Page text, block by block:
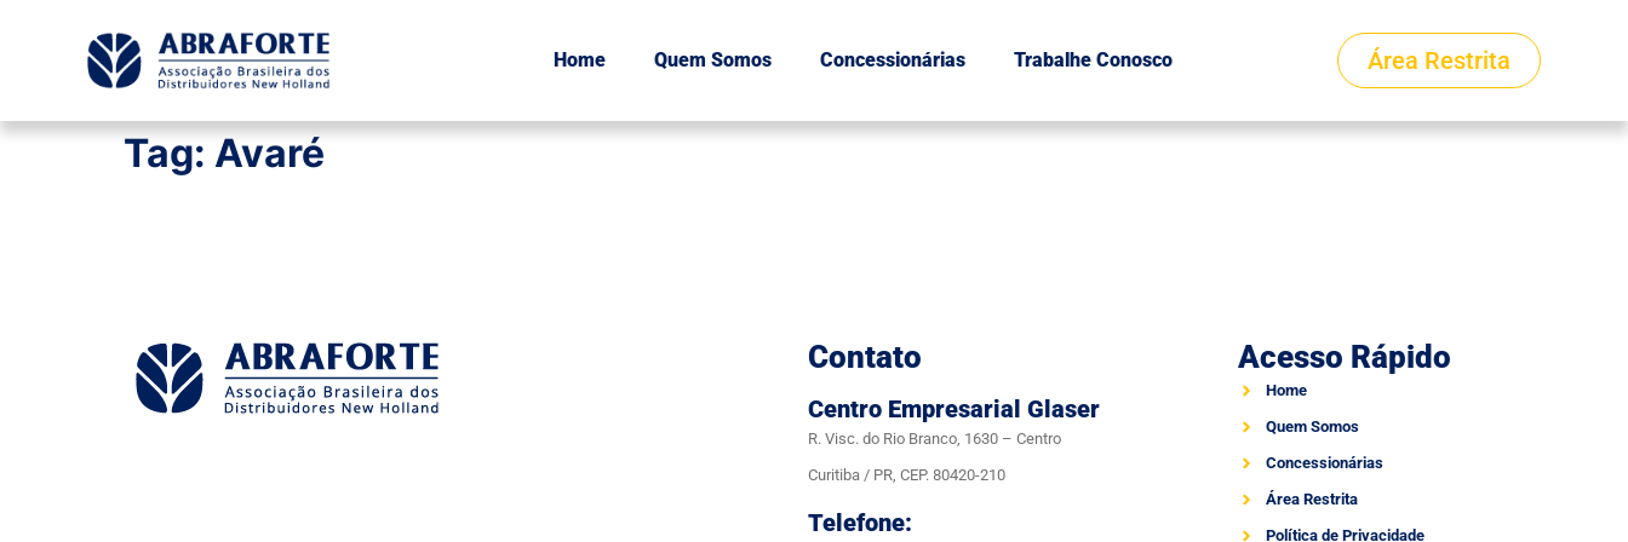
Home Quem Somos Concessionárias Trabalhe Conosco Área Restrita
Tag: Avaré
Contato
Centro Empresarial Glaser
R. Visc. do Rio Branco, 1630 – Centro
Curitiba / PR, CEP. 80420-210
Telefone:
Acesso Rápido
Home
Quem Somos
Concessionárias
Área Restrita
Política de Privacidade